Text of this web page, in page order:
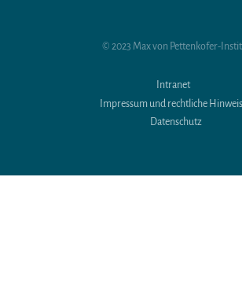
© 2023 Max von Pettenkofer-
Intranet
Impressum und rechtliche
Datenschutz